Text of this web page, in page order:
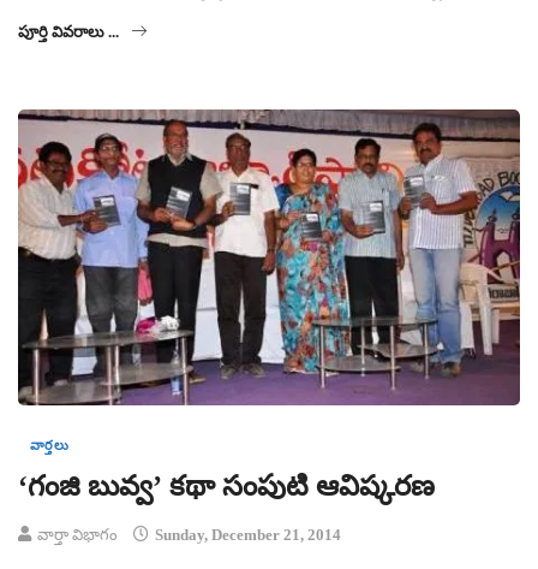
పూర్తి వివరాలు ...
వార్తలు
‘గంజి బువ్వ’ కథా సంపుటి ఆవిష్కరణ
వార్తా విభాగం Sunday, December 21, 2014